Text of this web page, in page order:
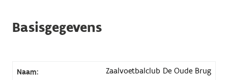
Basisgegevens
Naam: Zaalvoetbalclub De Oude Brug